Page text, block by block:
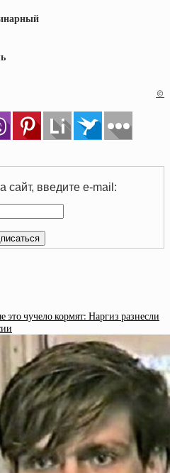
©
сайт, введите e-mail:
это чучело кормят: Наргиз разнесли